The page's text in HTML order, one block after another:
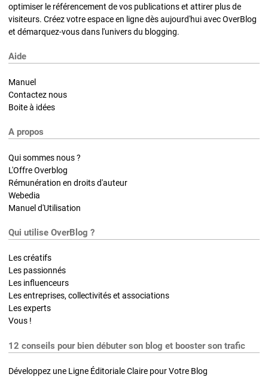
optimiser le référencement de vos publications et attirer plus de
visiteurs. Créez votre espace en ligne dès aujourd'hui avec OverBlog
et démarquez-vous dans l'univers du blogging.
Aide
Manuel
Contactez nous
Boite à idées
A propos
Qui sommes nous ?
L'Offre Overblog
Rémunération en droits d'auteur
Webedia
Manuel d'Utilisation
Qui utilise OverBlog ?
Les créatifs
Les passionnés
Les influenceurs
Les entreprises, collectivités et associations
Les experts
Vous !
12 conseils pour bien débuter son blog et booster son trafic
Développez une Ligne Éditoriale Claire pour Votre Blog